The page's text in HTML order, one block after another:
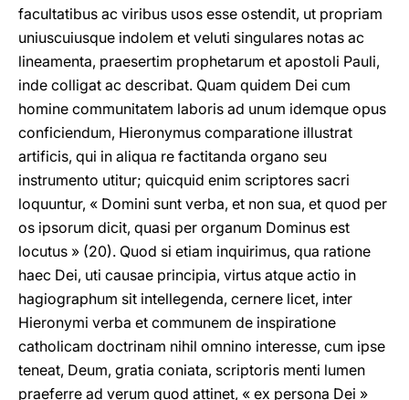
facultatibus ac viribus usos esse ostendit, ut propriam
uniuscuiusque indolem et veluti singulares notas ac
lineamenta, praesertim prophetarum et apostoli Pauli,
inde colligat ac describat. Quam quidem Dei cum
homine communitatem laboris ad unum idemque opus
conficiendum, Hieronymus comparatione illustrat
artificis, qui in aliqua re factitanda organo seu
instrumento utitur; quicquid enim scriptores sacri
loquuntur, « Domini sunt verba, et non sua, et quod per
os ipsorum dicit, quasi per organum Dominus est
locutus » (20). Quod si etiam inquirimus, qua ratione
haec Dei, uti causae principia, virtus atque actio in
hagiographum sit intellegenda, cernere licet, inter
Hieronymi verba et communem de inspiratione
catholicam doctrinam nihil omnino interesse, cum ipse
teneat, Deum, gratia coniata, scriptoris menti lumen
praeferre ad verum quod attinet, « ex persona Dei »